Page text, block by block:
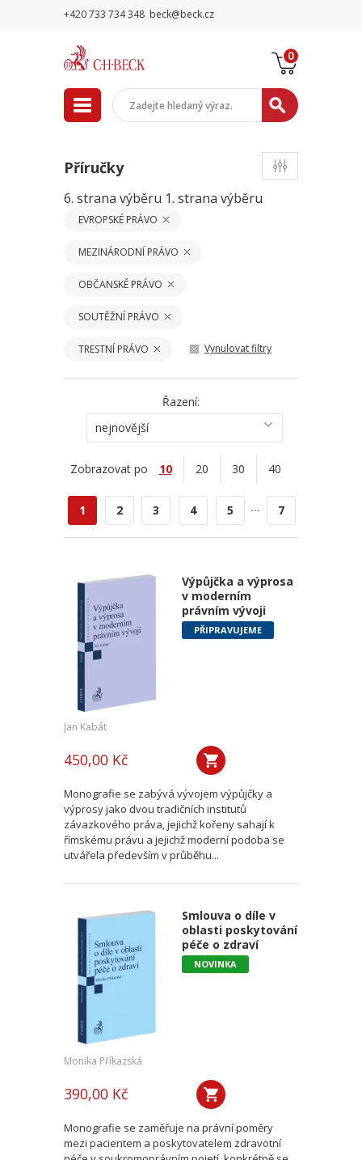
+420 733 734 348 beck@beck.cz
0
Příručky
6. strana výběru 1. strana výběru
EVROPSKÉ PRÁVO
MEZINÁRODNÍ PRÁVO
OBČANSKÉ PRÁVO
SOUTĚŽNÍ PRÁVO
TRESTNÍ PRÁVO Vynulovat filtry
Řazení:
nejnovější
Zobrazovat po 10 20 30 40
1 2 3 4 5 ... 7
Výpůjčka a výprosa
v moderním
právním vývoji
PŘIPRAVUJEME
Jan Kabát
450,00 Kč
Monografie se zabývá vývojem výpůjčky a
výprosy jako dvou tradičních institutů
závazkového práva, jejichž kořeny sahají k
římskému právu a jejichž moderní podoba se
utvářela především v průběhu...
Smlouva o díle v
oblasti poskytování
péče o zdraví
NOVINKA
Monika Příkazská
390,00 Kč
Monografie se zaměřuje na právní poměry
mezi pacientem a poskytovatelem zdravotní